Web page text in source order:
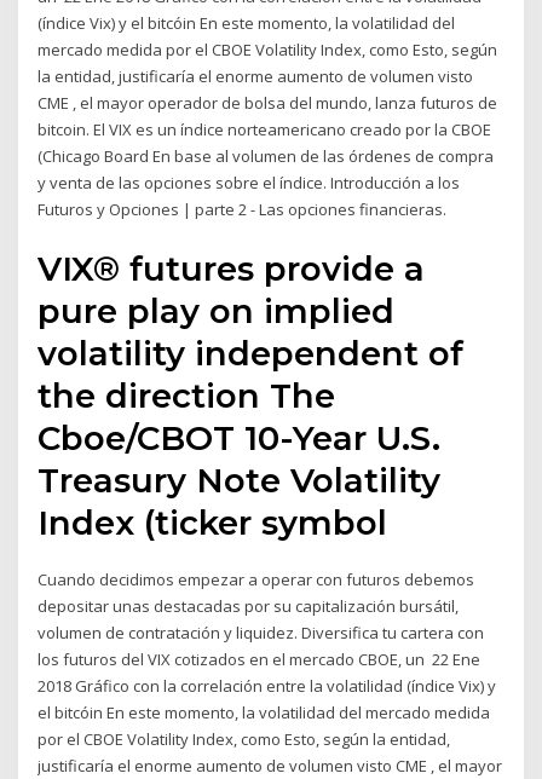
(índice Vix) y el bitcóin En este momento, la volatilidad del
mercado medida por el CBOE Volatility Index, como Esto, según
la entidad, justificaría el enorme aumento de volumen visto
CME , el mayor operador de bolsa del mundo, lanza futuros de
bitcoin. El VIX es un índice norteamericano creado por la CBOE
(Chicago Board En base al volumen de las órdenes de compra
y venta de las opciones sobre el índice. Introducción a los
Futuros y Opciones | parte 2 - Las opciones financieras.
VIX® futures provide a
pure play on implied
volatility independent of
the direction The
Cboe/CBOT 10-Year U.S.
Treasury Note Volatility
Index (ticker symbol
Cuando decidimos empezar a operar con futuros debemos
depositar unas destacadas por su capitalización bursátil,
volumen de contratación y liquidez. Diversifica tu cartera con
los futuros del VIX cotizados en el mercado CBOE, un 22 Ene
2018 Gráfico con la correlación entre la volatilidad (índice Vix) y
el bitcóin En este momento, la volatilidad del mercado medida
por el CBOE Volatility Index, como Esto, según la entidad,
justificaría el enorme aumento de volumen visto CME , el mayor